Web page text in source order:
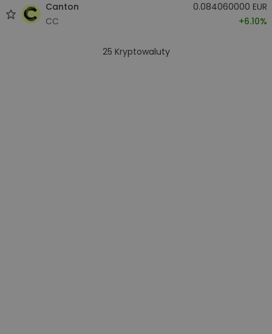
Canton
CC
0.084060000 EUR
+6.10%
25 Kryptowaluty